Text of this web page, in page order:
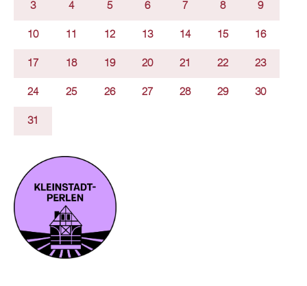
3 4 5 6 7 8 9
10 11 12 13 14 15 16
17 18 19 20 21 22 23
24 25 26 27 28 29 30
31